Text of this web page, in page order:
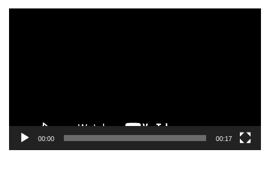
00:00 00:17